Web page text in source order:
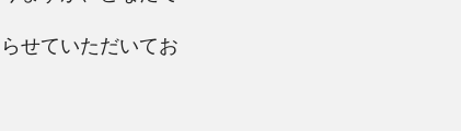
せていただいてお